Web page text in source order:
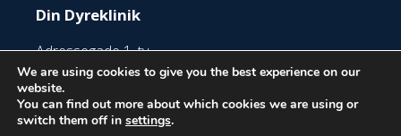
Din Dyreklinik
Adressegade 1. tv
1234 Bynavn
CVR: 1234 5678
We are using cookies to give you the best experience on our
website.
You can find out more about which cookies we are using or
switch them off in settings.